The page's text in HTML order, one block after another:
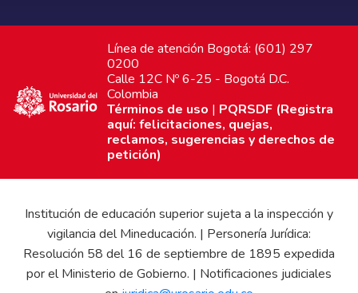
Línea de atención Bogotá: (601) 297
0200
Calle 12C Nº 6-25 - Bogotá D.C.
Colombia
Términos de uso | PQRSDF (Registra
aquí: felicitaciones, quejas,
reclamos, sugerencias y derechos de
petición)
Institución de educación superior sujeta a la inspección y
vigilancia del Mineducación. | Personería Jurídica:
Resolución 58 del 16 de septiembre de 1895 expedida
por el Ministerio de Gobierno. | Notificaciones judiciales